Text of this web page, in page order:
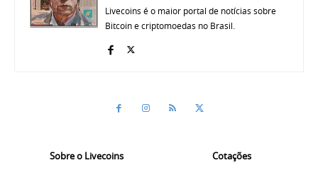
Livecoins é o maior portal de notícias sobre
Bitcoin e criptomoedas no Brasil.
Sobre o Livecoins Cotações